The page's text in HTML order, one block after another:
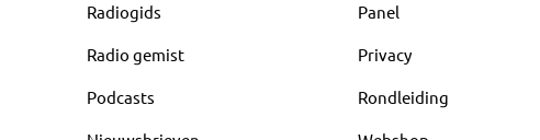
Radiogids
Radio gemist
Podcasts
Panel
Privacy
Rondleiding